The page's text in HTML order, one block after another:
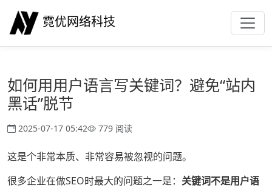
霓优网络科技
如何用用户语言写关键词？避免“站内
黑话”脱节
2025-07-17 05:42 779 阅读
这是个非常本质、非常容易被忽视的问题。
很多企业在做SEO时最大的问题之一是： 关键词不是用户语